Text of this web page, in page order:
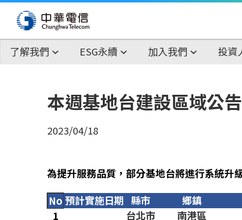
了解我們 ESG永續 加入我們 投資
本週基地台建設區域公告
2023/04/18
為提升服務品質，部分基地台將進行系統升
No 預計實施日期 縣市 鄉鎮
1
台北市 南港區